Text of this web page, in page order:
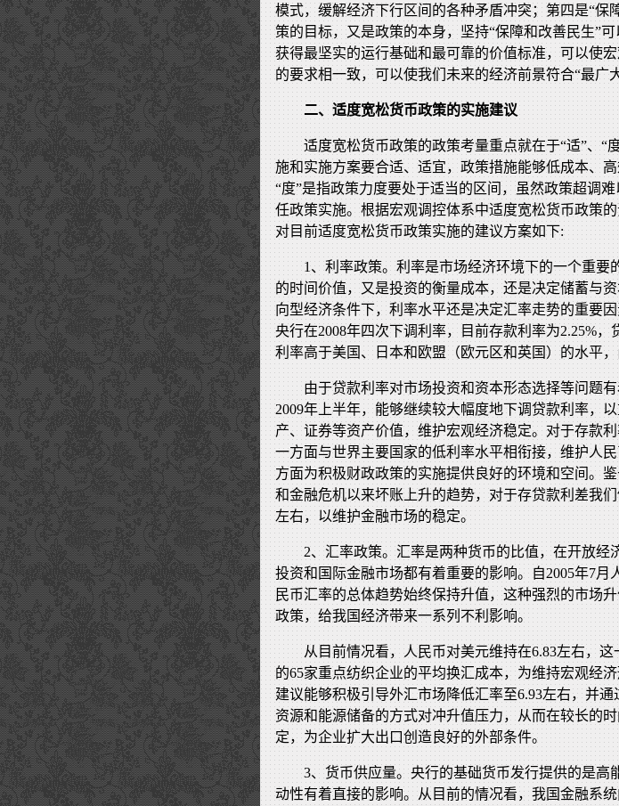
模式，缓解经济下行区间的各种矛盾冲突；第四是“保
策的目标，又是政策的本身，坚持“保障和改善民生”
获得最坚实的运行基础和最可靠的价值标准，可以使
的要求相一致，可以使我们未来的经济前景符合“最广
二、适度宽松货币政策的实施建议
适度宽松货币政策的政策考量重点就在于“适”、“
施和实施方案要合适、适宜，政策措施能够低成本、
“度”是指政策力度要处于适当的区间，虽然政策超调
任政策实施。根据宏观调控体系中适度宽松货币政策
对目前适度宽松货币政策实施的建议方案如下:
1、利率政策。利率是市场经济环境下的一个重要
的时间价值，又是投资的衡量成本，还是决定储蓄与
向型经济条件下，利率水平还是决定汇率走势的重要
央行在2008年四次下调利率，目前存款利率为2.25%，
利率高于美国、日本和欧盟（欧元区和英国）的水平
由于贷款利率对市场投资和资本形态选择等问题
2009年上半年，能够继续较大幅度地下调贷款利率，
产、证券等资产价值，维护宏观经济稳定。对于存款
一方面与世界主要国家的低利率水平相衔接，维护人
方面为积极财政政策的实施提供良好的环境和空间。
和金融危机以来坏账上升的趋势，对于存贷款利差我
左右，以维护金融市场的稳定。
2、汇率政策。汇率是两种货币的比值，在开放经
投资和国际金融市场都有着重要的影响。自2005年7月
民币汇率的总体趋势始终保持升值，这种强烈的市场
政策，给我国经济带来一系列不利影响。
从目前情况看，人民币对美元维持在6.83左右，
的65家重点纺织企业的平均换汇成本，为维持宏观经
建议能够积极引导外汇市场降低汇率至6.93左右，并
资源和能源储备的方式对冲升值压力，从而在较长的
定，为企业扩大出口创造良好的外部条件。
3、货币供应量。央行的基础货币发行提供的是高
动性有着直接的影响。从目前的情况看，我国金融系